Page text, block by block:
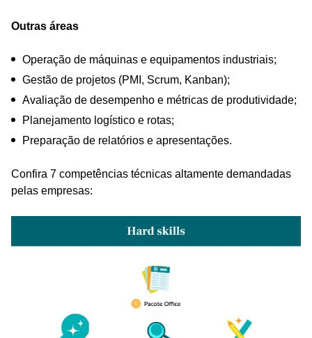
Outras áreas
Operação de máquinas e equipamentos industriais;
Gestão de projetos (PMI, Scrum, Kanban);
Avaliação de desempenho e métricas de produtividade;
Planejamento logístico e rotas;
Preparação de relatórios e apresentações.
Confira 7 competências técnicas altamente demandadas
pelas empresas: